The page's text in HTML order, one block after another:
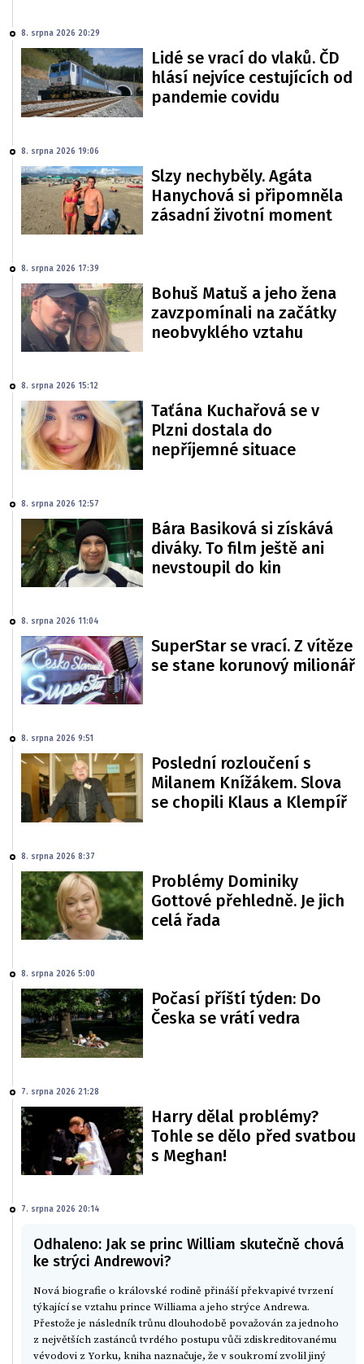
8. srpna 2026 20:29
Lidé se vrací do vlaků. ČD
hlásí nejvíce cestujících od
pandemie covidu
8. srpna 2026 19:06
Slzy nechyběly. Agáta
Hanychová si připomněla
zásadní životní moment
8. srpna 2026 17:39
Bohuš Matuš a jeho žena
zavzpomínali na začátky
neobvyklého vztahu
8. srpna 2026 15:12
Taťána Kuchařová se v
Plzni dostala do
nepříjemné situace
8. srpna 2026 12:57
Bára Basiková si získává
diváky. To film ještě ani
nevstoupil do kin
8. srpna 2026 11:04
SuperStar se vrací. Z vítěze
se stane korunový milionář
8. srpna 2026 9:51
Poslední rozloučení s
Milanem Knížákem. Slova
se chopili Klaus a Klempíř
8. srpna 2026 8:37
Problémy Dominiky
Gottové přehledně. Je jich
celá řada
8. srpna 2026 5:00
Počasí příští týden: Do
Česka se vrátí vedra
7. srpna 2026 21:28
Harry dělal problémy?
Tohle se dělo před svatbou
s Meghan!
7. srpna 2026 20:14
Odhaleno: Jak se princ William skutečně chová
ke strýci Andrewovi?
Nová biografie o královské rodině přináší překvapivé tvrzení
týkající se vztahu prince Williama a jeho strýce Andrewa.
Přestože je následník trůnu dlouhodobě považován za jednoho
z největších zastánců tvrdého postupu vůči zdiskreditovanému
vévodovi z Yorku, kniha naznačuje, že v soukromí zvolil jiný